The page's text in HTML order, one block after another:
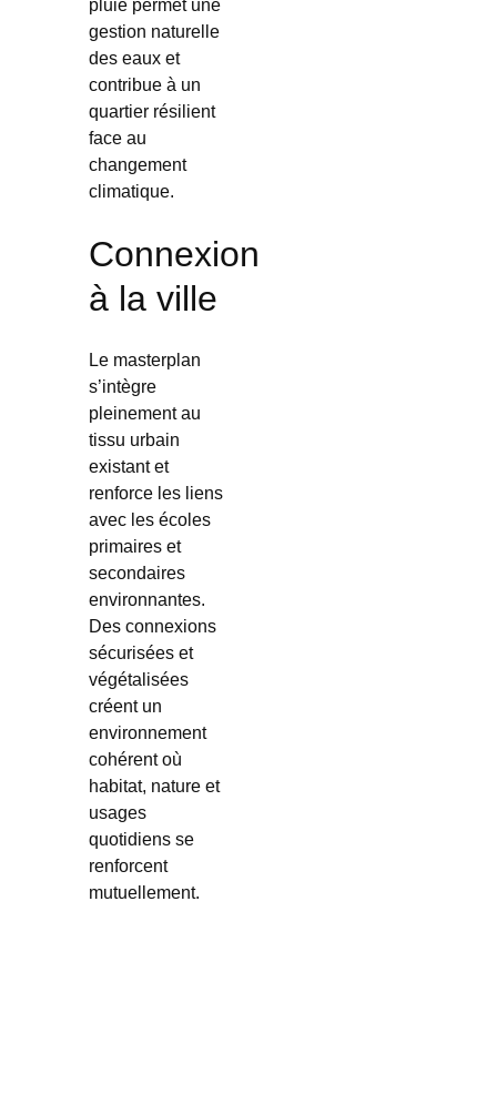
pluie permet une
gestion naturelle
des eaux et
contribue à un
quartier résilient
face au
changement
climatique.
Connexion
à la ville
Le masterplan
s’intègre
pleinement au
tissu urbain
existant et
renforce les liens
avec les écoles
primaires et
secondaires
environnantes.
Des connexions
sécurisées et
végétalisées
créent un
environnement
cohérent où
habitat, nature et
usages
quotidiens se
renforcent
mutuellement.